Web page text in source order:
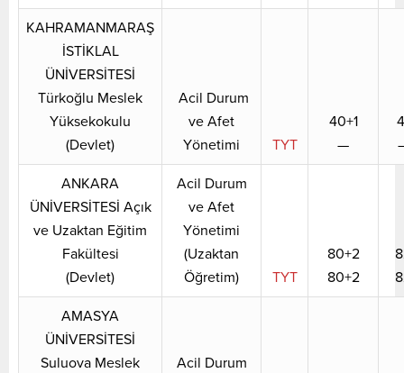
KAHRAMANMARAŞ
İSTİKLAL
ÜNİVERSİTESİ
Türkoğlu Meslek
Yüksekokulu
(Devlet)
Acil Durum
ve Afet
Yönetimi
TYT
40+1
—
ANKARA
ÜNİVERSİTESİ Açık
ve Uzaktan Eğitim
Fakültesi
(Devlet)
Acil Durum
ve Afet
Yönetimi
(Uzaktan
Öğretim)
TYT
80+2
80+2
AMASYA
ÜNİVERSİTESİ
Suluova Meslek
Acil Durum